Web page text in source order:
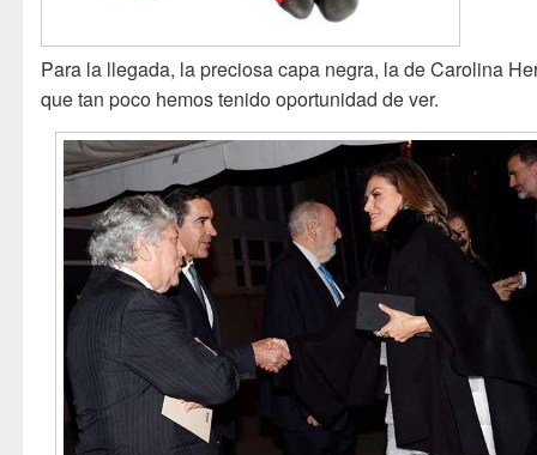
Para la llegada, la preciosa capa negra, la de Carolina
que tan poco hemos tenido oportunidad de ver.